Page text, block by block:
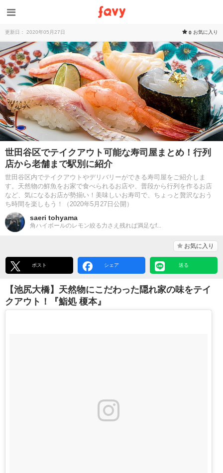
更新日： 2020年05月27日 0 お気に入り
世田谷区でテイクアウト可能な寿司屋まとめ！行列
店から老舗まで駅別に紹介
世田谷区内でテイクアウトやデリバリーができる寿司屋をご紹介しま
す。天然物の鮮魚をお家で食べられるお店や、普段から行列を作るお店
など、気になるお店が勢揃い！美味しいお寿司で、ちょっと贅沢なおう
ち時間を楽しもう！（2020年5月27日公開）
saeri tohyama
角ハイボールのレモン絞る力さえ残れば満足なf...
お気に入り
ポスト シェア 送る
【池尻大橋】天然物にこだわった隠れ家の味をテイ
クアウト！『鮨処 榎本』